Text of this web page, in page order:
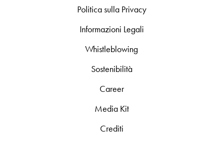
Politica sulla Privacy
Informazioni Legali
Whistleblowing
Sostenibilità
Career
Media Kit
Crediti